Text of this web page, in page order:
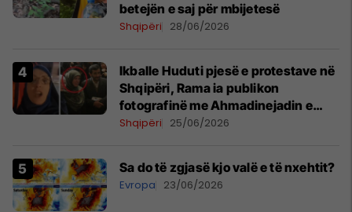
betejën e saj për mbijetesë
Shqipëri 28/06/2026
Ikballe Huduti pjesë e protestave në
Shqipëri, Rama ia publikon
fotografinë me Ahmadinejadin e
Iranit
Shqipëri 25/06/2026
Sa do të zgjasë kjo valë e të nxehtit?
Evropa 23/06/2026